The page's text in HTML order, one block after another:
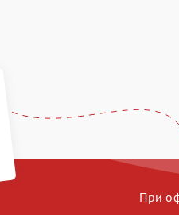
При